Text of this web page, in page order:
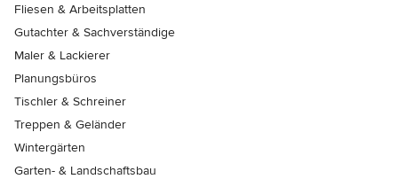
Fliesen & Arbeitsplatten
Gutachter & Sachverständige
Maler & Lackierer
Planungsbüros
Tischler & Schreiner
Treppen & Geländer
Wintergärten
Garten- & Landschaftsbau